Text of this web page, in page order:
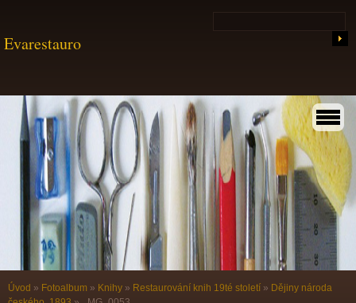
Evarestauro
Úvod » Fotoalbum » Knihy » Restaurování knih 19té století » Dějiny národa